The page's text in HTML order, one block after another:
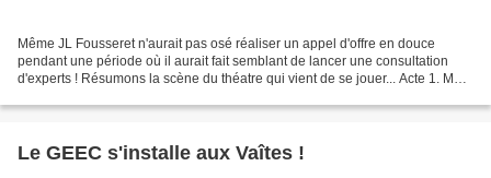
Même JL Fousseret n'aurait pas osé réaliser un appel d'offre en douce
pendant une période où il aurait fait semblant de lancer une consultation
d'experts ! Résumons la scène du théatre qui vient de se jouer... Acte 1. Mme
Le GEEC s'installe aux Vaîtes !